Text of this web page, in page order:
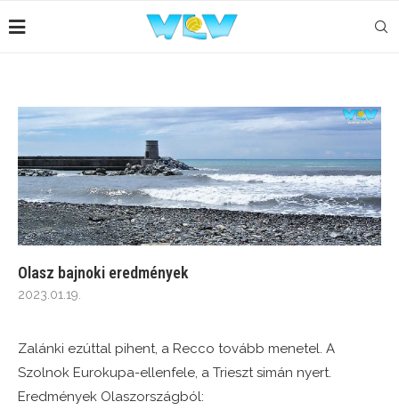
Olasz bajnoki eredmények
2023.01.19.
Zalánki ezúttal pihent, a Recco tovább menetel. A
Szolnok Eurokupa-ellenfele, a Trieszt simán nyert.
Eredmények Olaszországból: